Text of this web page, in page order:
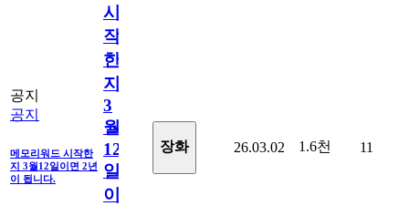
공지
공지
메모리워드 시작한
지 3월12일이면 2년
이 됩니다.
시
작
한
지
3
월
12
일
이
장화 26.03.02 1.6천 11